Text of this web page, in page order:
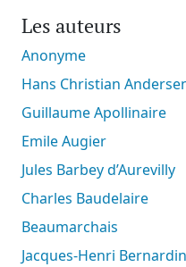
Les auteurs
Anonyme
Hans Christian
Guillaume Apollinaire
Emile Augier
Jules Barbey d’Aurevilly
Charles Baudelaire
Beaumarchais
Jacques-Henri